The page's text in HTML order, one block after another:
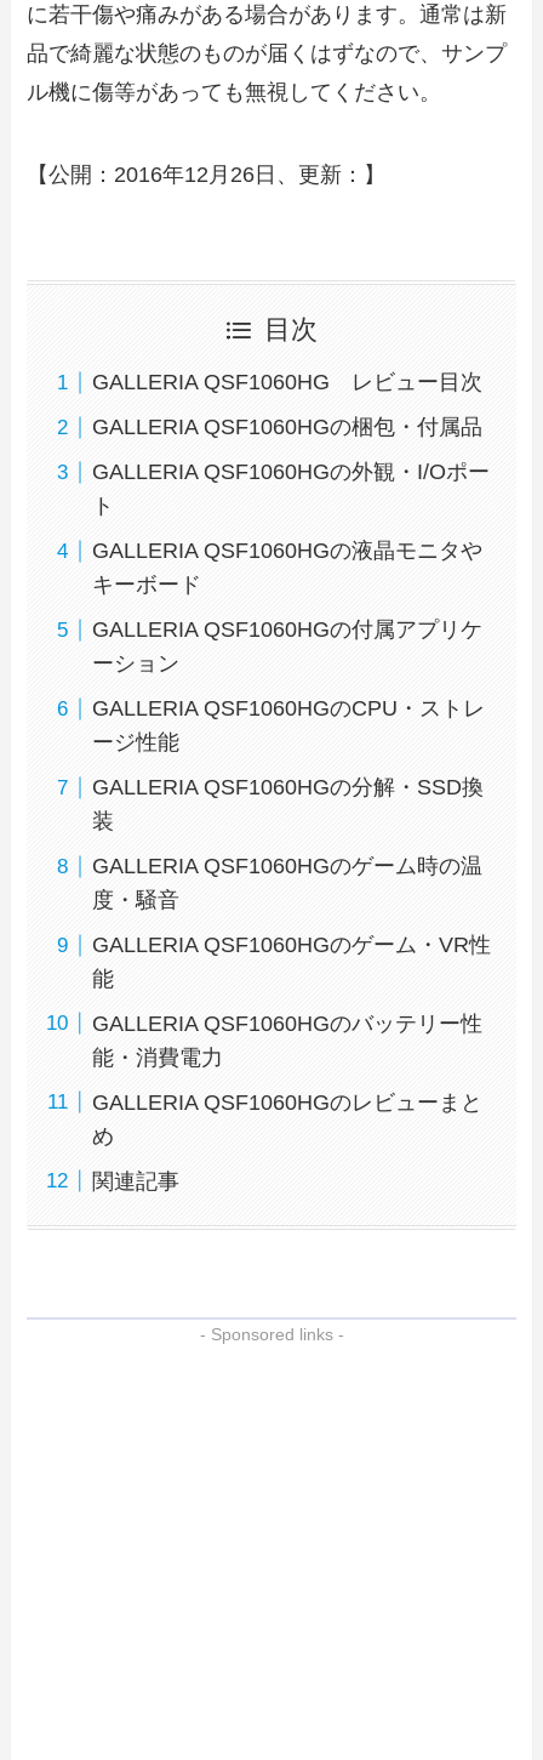
に若干傷や痛みがある場合があります。通常は新
品で綺麗な状態のものが届くはずなので、サンプ
ル機に傷等があっても無視してください。
【公開：2016年12月26日、更新：】
目次
GALLERIA QSF1060HG レビュー目次
GALLERIA QSF1060HGの梱包・付属品
GALLERIA QSF1060HGの外観・I/Oポー
ト
GALLERIA QSF1060HGの液晶モニタや
キーボード
GALLERIA QSF1060HGの付属アプリケ
ーション
GALLERIA QSF1060HGのCPU・ストレ
ージ性能
GALLERIA QSF1060HGの分解・SSD換
装
GALLERIA QSF1060HGのゲーム時の温
度・騒音
GALLERIA QSF1060HGのゲーム・VR性
能
GALLERIA QSF1060HGのバッテリー性
能・消費電力
GALLERIA QSF1060HGのレビューまと
め
関連記事
- Sponsored links -